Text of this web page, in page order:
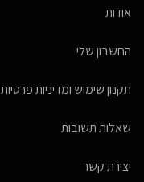
אודות
החשבון שלי
תקנון שימוש ומדיניות פרטיות
שאלות תשובות
יצירת קשר